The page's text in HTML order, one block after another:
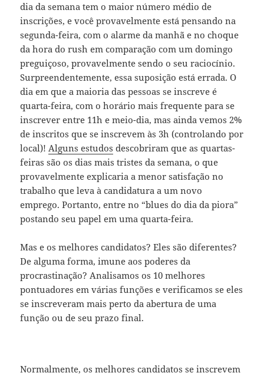
dia da semana tem o maior número médio de
inscrições, e você provavelmente está pensando na
segunda-feira, com o alarme da manhã e no choque
da hora do rush em comparação com um domingo
preguiçoso, provavelmente sendo o seu raciocínio.
Surpreendentemente, essa suposição está errada. O
dia em que a maioria das pessoas se inscreve é ​​
quarta-feira, com o horário mais frequente para se
inscrever entre 11h e meio-dia, mas ainda vemos 2%
de inscritos que se inscrevem às 3h (controlando por
local)!Alguns estudos descobriram que as quartas-
feiras são os dias mais tristes da semana, o que
provavelmente explicaria a menor satisfação no
trabalho que leva à candidatura a um novo
emprego. Portanto, entre no “blues do dia da piora”
postando seu papel em uma quarta-feira.
Mas e os melhores candidatos? Eles são diferentes?
De alguma forma, imune aos poderes da
procrastinação? Analisamos os 10 melhores
pontuadores em várias funções e verificamos se eles
se inscreveram mais perto da abertura de uma
função ou de seu prazo final.
Normalmente, os melhores candidatos se inscrevem